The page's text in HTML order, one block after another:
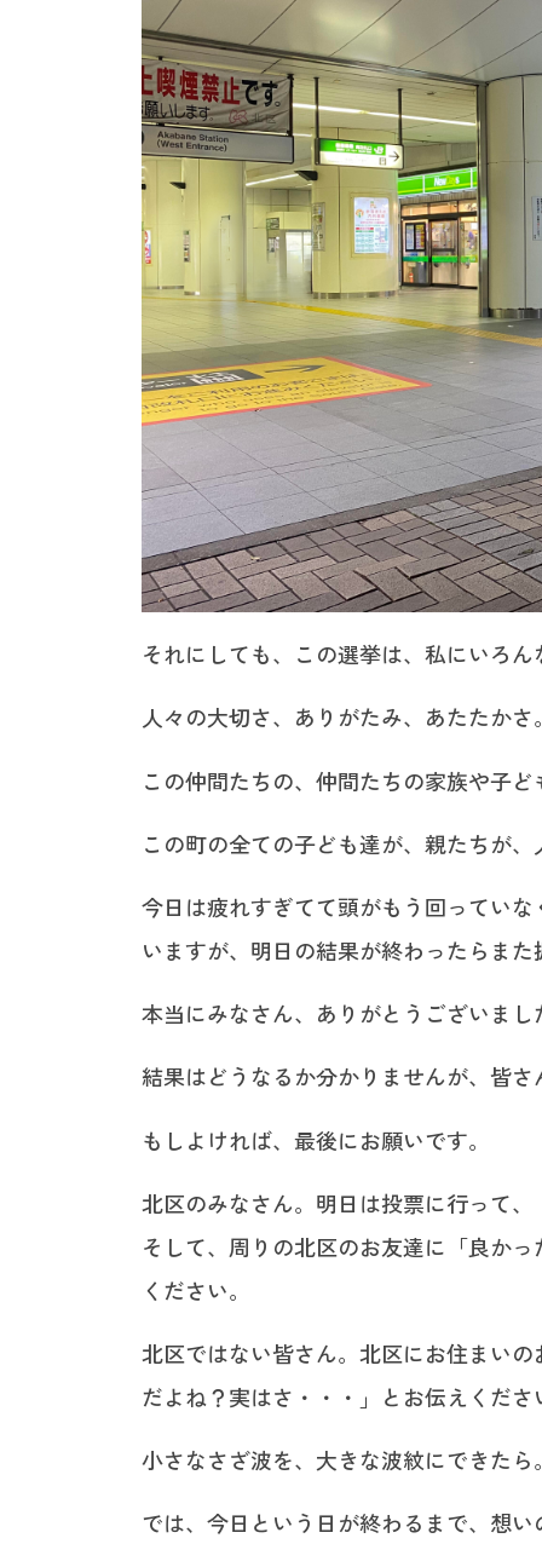
それにしても、この選挙は、私にいろ
人々の大切さ、ありがたみ、あたたかさ
この仲間たちの、仲間たちの家族や子
この町の全ての子ども達が、親たちが
今日は疲れすぎてて頭がもう回ってい
いますが、明日の結果が終わったらま
本当にみなさん、ありがとうございまし
結果はどうなるか分かりませんが、皆
もしよければ、最後にお願いです。
北区のみなさん。明日は投票に行って
そして、周りの北区のお友達に「良か
ください。
北区ではない皆さん。北区にお住まい
だよね？実はさ・・・」とお伝えくだ
小さなさざ波を、大きな波紋にできたら
では、今日という日が終わるまで、想